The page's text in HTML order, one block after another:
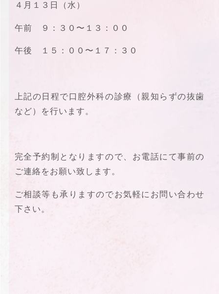
４月１３日（水）
午前 ９：３０〜１３：００
午後 １５：００〜１７：３０
上記の日程で口腔外科の診療（親知らずの抜歯
など）を行います。
完全予約制となりますので、お電話にて事前の
ご連絡をお願い致します。
ご相談等も承りますのでお気軽にお問い合わせ
下さい。